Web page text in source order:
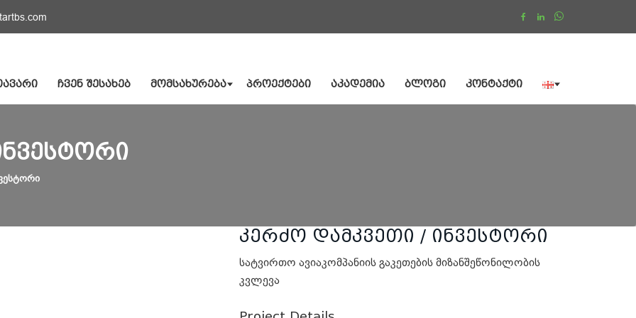
ᲩᲕᲔᲜ ᲨᲔᲡᲐᲮᲔᲑ ᲛᲝᲛᲡᲐᲮᲣᲠᲔᲑᲐ ᲞᲠᲝᲔᲥᲢᲔᲑᲘ ᲐᲙᲐᲓᲔᲛᲘᲐ ᲑᲚᲝᲒᲘ ᲙᲝᲜᲢᲐᲥᲢᲘ
კერძო დამკვეთი / ინვესტორი
სატვირთო ავიაკომპანიის გაკეთების მიზანშეწონილობის
კვლევა